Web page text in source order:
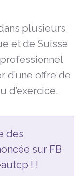
plusieurs
et de Suisse
d’une offre de
d’exercice.
des
sur FB
! !